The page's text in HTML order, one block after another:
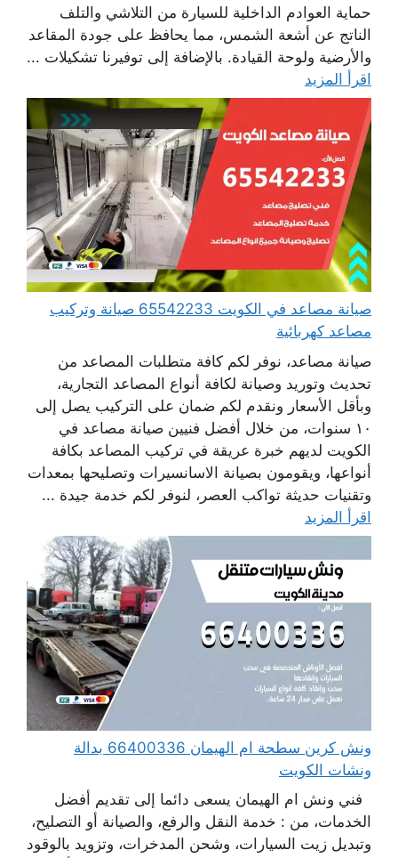
حماية العوادم الداخلية للسيارة من التلاشي والتلف
الناتج عن أشعة الشمس، مما يحافظ على جودة المقاعد
والأرضية ولوحة القيادة. بالإضافة إلى توفيرنا تشكيلات ...
اقرأ المزيد
صيانة مصاعد في الكويت 65542233 صيانة وتركيب
مصاعد كهربائية
صيانة مصاعد، نوفر لكم كافة متطلبات المصاعد من
تحديث وتوريد وصيانة لكافة أنواع المصاعد التجارية،
وبأقل الأسعار ونقدم لكم ضمان على التركيب يصل إلى
١٠ سنوات، من خلال أفضل فنيين صيانة مصاعد في
الكويت لديهم خبرة عريقة في تركيب المصاعد بكافة
أنواعها، ويقومون بصيانة الاسانسيرات وتصليحها بمعدات
وتقنيات حديثة تواكب العصر، لنوفر لكم خدمة جيدة ...
اقرأ المزيد
ونش كرين سطحة ام الهيمان 66400336 بدالة
ونشات الكويت
فني ونش ام الهيمان يسعى دائما إلى تقديم أفضل
الخدمات، من : خدمة النقل والرفع، والصيانة أو التصليح،
وتبديل زيت السيارات، وشحن المدخرات، وتزويد بالوقود